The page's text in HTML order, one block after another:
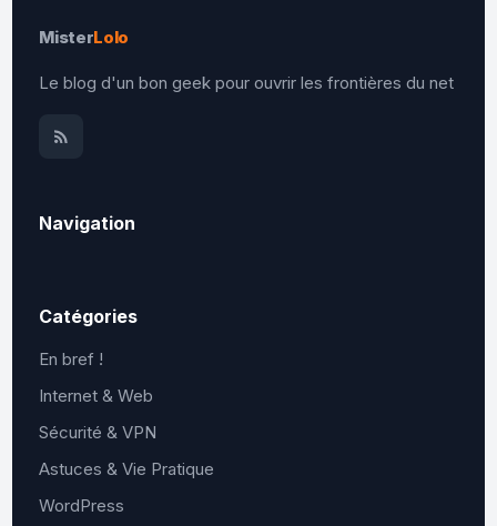
MisterLolo
Le blog d'un bon geek pour ouvrir les frontières du net
Navigation
Catégories
En bref !
Internet & Web
Sécurité & VPN
Astuces & Vie Pratique
WordPress